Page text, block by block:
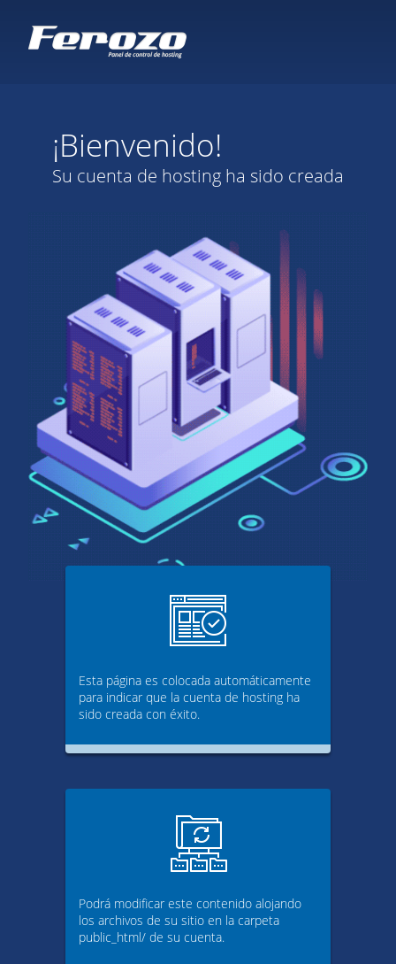
¡Bienvenido!
Su cuenta de hosting ha sido creada
Esta página es colocada automáticamente
para indicar que la cuenta de hosting ha
sido creada con éxito.
Podrá modificar este contenido alojando
los archivos de su sitio en la carpeta
public_html/ de su cuenta.